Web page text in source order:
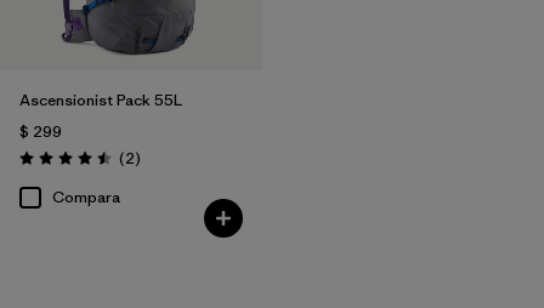
Ascensionist Pack 55L
$ 299
Valoración: 4.5 / 5
(2Comentarios
)
Compara